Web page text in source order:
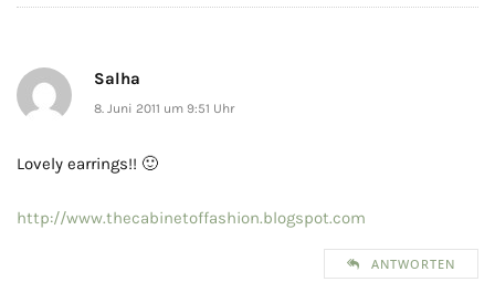
Salha
8. Juni 2011 um 9:51 Uhr
Lovely earrings!! 🙂
http://www.thecabinetoffashion.blogspot.com
ANTWORTEN